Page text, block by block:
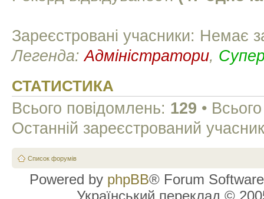
Зареєстровані учасники: Немає
Легенда:Адміністратори,
СТАТИСТИКА
Всього повідомлень: 129 •
Останній зареєстрований
Список форумів
Powered by phpBB® Forum
Український переклад ©